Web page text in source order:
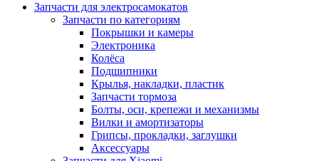
Запчасти для электросамокатов
Запчасти по категориям
Покрышки и камеры
Электроника
Колёса
Подшипники
Крылья, накладки, пластик
Запчасти тормоза
Болты, оси, крепежи и механизмы
Вилки и амортизаторы
Грипсы, прокладки, заглушки
Аксессуары